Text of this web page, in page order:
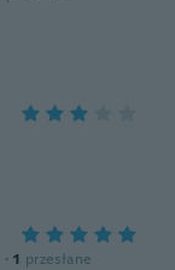
· 1 przesłane